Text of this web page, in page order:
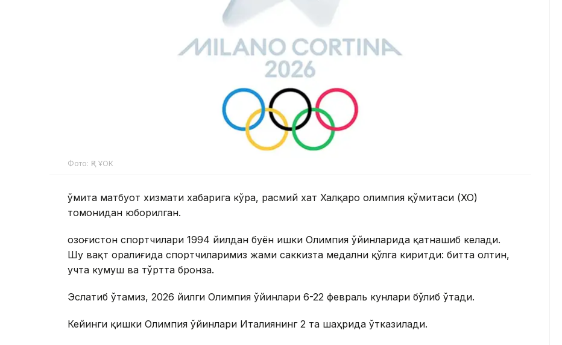
Фото: ҚР ҰОК
Қўмита матбуот хизмати хабарига кўра, расмий хат Халқаро олимпия қўмитаси (ХОҚ)
томонидан юборилган.
Қозоғистон спортчилари 1994 йилдан буён Қишки Олимпия ўйинларида қатнашиб келади.
Шу вақт оралиғида спортчиларимиз жами саккизта медални қўлга киритди: битта олтин,
учта кумуш ва тўртта бронза.
Эслатиб ўтамиз, 2026 йилги Олимпия ўйинлари 6-22 февраль кунлари бўлиб ўтади.
Кейинги қишки Олимпия ўйинлари Италиянинг 2 та шаҳрида ўтказилади.